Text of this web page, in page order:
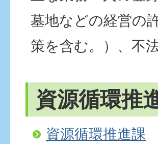
墓地などの経営の
策を含む。）、不
資源循環推
資源循環推進課